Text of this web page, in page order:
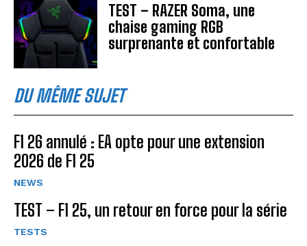
TEST – RAZER Soma, une
chaise gaming RGB
surprenante et confortable
DU MÊME SUJET
F1 26 annulé : EA opte pour une extension
2026 de F1 25
NEWS
TEST – F1 25, un retour en force pour la série
TESTS